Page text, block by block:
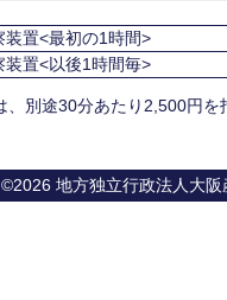
置<最初の1時間>
置<以後1時間毎>
別途30分あたり2,500円
©2026 地方独立行政法人大阪